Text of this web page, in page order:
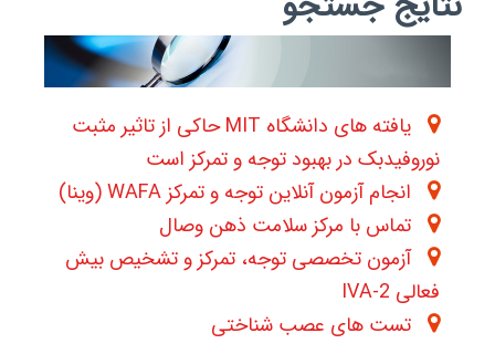
یافته های دانشگاه MIT حاکی از تاثیر مثبت
نوروفیدبک در بهبود توجه و تمرکز است
انجام آزمون آنلاین توجه و تمرکز WAFA (وینا)
تماس با مرکز سلامت ذهن وصال
آزمون تخصصی توجه، تمرکز و تشخیص بیش
فعالی IVA-2
تست های عصب شناختی